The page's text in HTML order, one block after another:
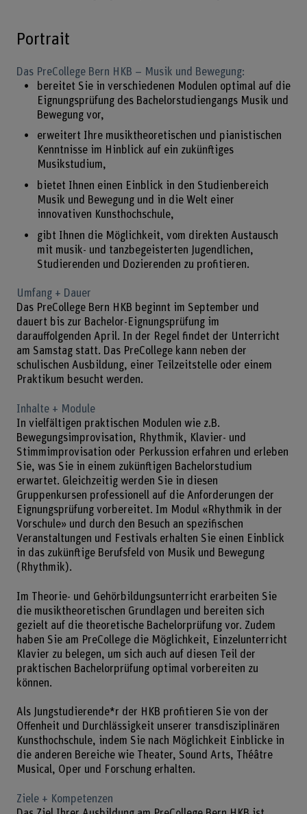
Portrait
Das PreCollege Bern HKB – Musik und Bewegung:
bereitet Sie in verschiedenen Modulen optimal auf die
Eignungsprüfung des Bachelorstudiengangs Musik und
Bewegung vor,
erweitert Ihre musiktheoretischen und pianistischen
Kenntnisse im Hinblick auf ein zukünftiges
Musikstudium,
bietet Ihnen einen Einblick in den Studienbereich
Musik und Bewegung und in die Welt einer
innovativen Kunsthochschule,
gibt Ihnen die Möglichkeit, vom direkten Austausch
mit musik- und tanzbegeisterten Jugendlichen,
Studierenden und Dozierenden zu profitieren.
Umfang + Dauer
Das PreCollege Bern HKB beginnt im September und
dauert bis zur Bachelor-Eignungsprüfung im
darauffolgenden April. In der Regel findet der Unterricht
am Samstag statt. Das PreCollege kann neben der
schulischen Ausbildung, einer Teilzeitstelle oder einem
Praktikum besucht werden.
Inhalte + Module
In vielfältigen praktischen Modulen wie z.B.
Bewegungsimprovisation, Rhythmik, Klavier- und
Stimmimprovisation oder Perkussion erfahren und erleben
Sie, was Sie in einem zukünftigen Bachelorstudium
erwartet. Gleichzeitig werden Sie in diesen
Gruppenkursen professionell auf die Anforderungen der
Eignungsprüfung vorbereitet. Im Modul «Rhythmik in der
Vorschule» und durch den Besuch an spezifischen
Veranstaltungen und Festivals erhalten Sie einen Einblick
in das zukünftige Berufsfeld von Musik und Bewegung
(Rhythmik).
Im Theorie- und Gehörbildungsunterricht erarbeiten Sie
die musiktheoretischen Grundlagen und bereiten sich
gezielt auf die theoretische Bachelorprüfung vor. Zudem
haben Sie am PreCollege die Möglichkeit, Einzelunterricht
Klavier zu belegen, um sich auch auf diesen Teil der
praktischen Bachelorprüfung optimal vorbereiten zu
können.
Als Jungstudierende*r der HKB profitieren Sie von der
Offenheit und Durchlässigkeit unserer transdisziplinären
Kunsthochschule, indem Sie nach Möglichkeit Einblicke in
die anderen Bereiche wie Theater, Sound Arts, Théâtre
Musical, Oper und Forschung erhalten.
Ziele + Kompetenzen